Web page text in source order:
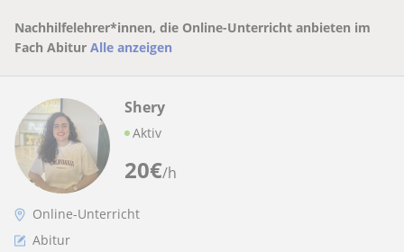
Nachhilfelehrer*innen, die Online-Unterricht anbieten im
Fach Abitur Alle anzeigen
20€/h
Shery
Aktiv
Online-Unterricht
Abitur